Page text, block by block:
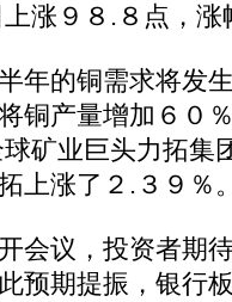
涨９８.８点，
的铜需求将发
铜产量增加６０
矿业巨头力拓集
上涨了２.３９％
议，投资者期
预期提振，银行